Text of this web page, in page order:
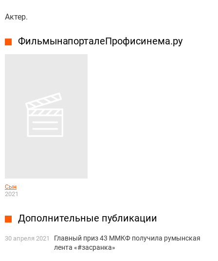
Актер.
Фильмы на портале Профисинема.ру
Сын
2021
Дополнительные публикации
30 апреля 2021
Главный приз 43 ММКФ получила румынская
лента «#засранка»